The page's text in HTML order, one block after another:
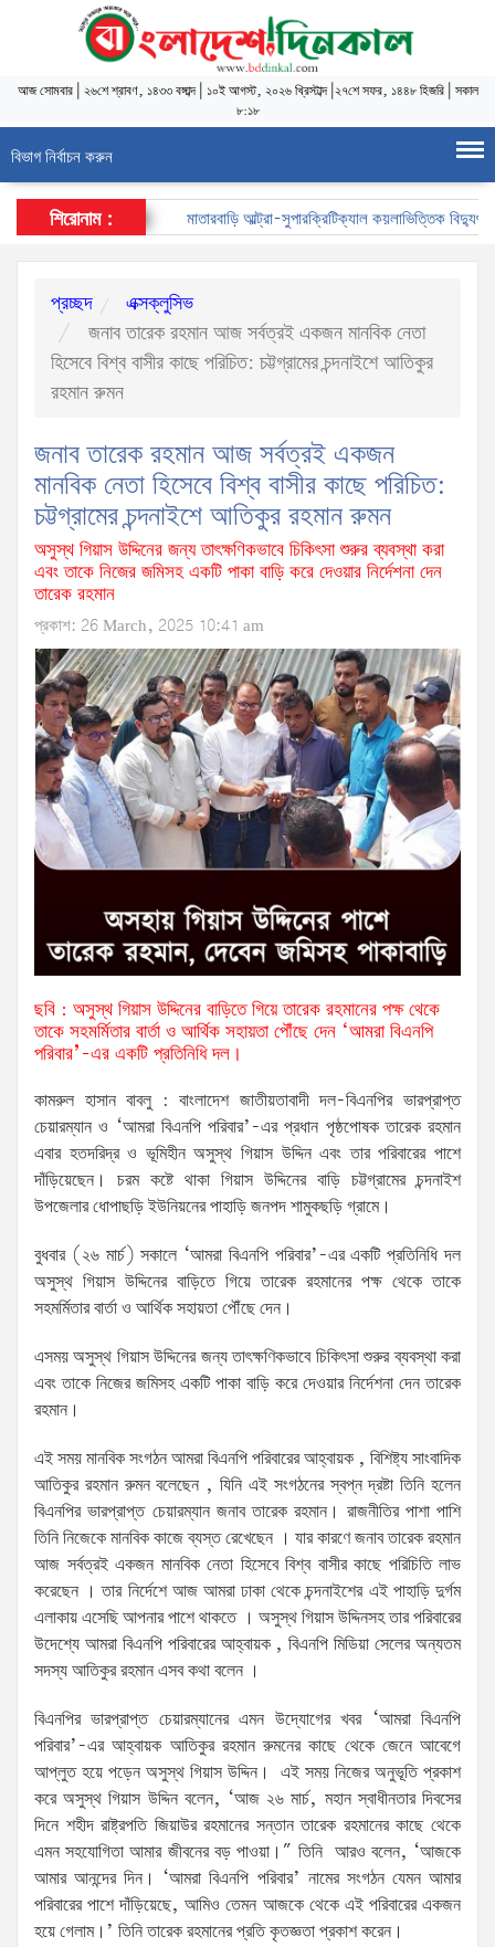
আজসোমবার| ২৬শে শ্রাবণ, ১৪৩৩ বঙ্গাব্দ| ১০ই আগস্ট, ২০২৬ খ্রিস্টাব্দ| ২৭শে সফর, ১৪৪৮ হিজরি| সকাল
৮:১৮
বিভাগ নির্বাচন করুন
শিরোনাম : মাতারবাড়ি আল্ট্রা-সুপারক্রিটিক্যাল কয়লাভিত্তিক
প্রচ্ছদ
এক্সক্লুসিভ
জনাব তারেক রহমান আজ সর্বত্রই একজন মানবিক নেতা
হিসেবে বিশ্ব বাসীর কাছে পরিচিত: চট্টগ্রামের চন্দনাইশে আতিকুর
রহমান রুমন
জনাব তারেক রহমান আজ সর্বত্রই একজন
মানবিক নেতা হিসেবে বিশ্ব বাসীর কাছে পরিচিত:
চট্টগ্রামের চন্দনাইশে আতিকুর রহমান রুমন
অসুস্থ গিয়াস উদ্দিনের জন্য তাৎক্ষণিকভাবে চিকিৎসা শুরুর ব্যবস্থা করা
এবং তাকে নিজের জমিসহ একটি পাকা বাড়ি করে দেওয়ার নির্দেশনা দেন
তারেক রহমান
প্রকাশ: 26 March, 2025 10:41 am
ছবি : অসুস্থ গিয়াস উদ্দিনের বাড়িতে গিয়ে তারেক রহমানের পক্ষ থেকে
তাকে সহমর্মিতার বার্তা ও আর্থিক সহায়তা পৌঁছে দেন ‘আমরা বিএনপি
পরিবার’-এর একটি প্রতিনিধি দল।
কামরুল হাসান বাবলু : বাংলাদেশ জাতীয়তাবাদী দল-বিএনপির ভারপ্রাপ্ত
চেয়ারম্যান ও ‘আমরা বিএনপি পরিবার’-এর প্রধান পৃষ্ঠপোষক তারেক রহমান
এবার হতদরিদ্র ও ভূমিহীন অসুস্থ গিয়াস উদ্দিন এবং তার পরিবারের পাশে
দাঁড়িয়েছেন। চরম কষ্টে থাকা গিয়াস উদ্দিনের বাড়ি চট্টগ্রামের চন্দনাইশ
উপজেলার ধোপাছড়ি ইউনিয়নের পাহাড়ি জনপদ শামুকছড়ি গ্রামে।
বুধবার (২৬ মার্চ) সকালে ‘আমরা বিএনপি পরিবার’-এর একটি প্রতিনিধি দল
অসুস্থ গিয়াস উদ্দিনের বাড়িতে গিয়ে তারেক রহমানের পক্ষ থেকে তাকে
সহমর্মিতার বার্তা ও আর্থিক সহায়তা পৌঁছে দেন।
এসময় অসুস্থ গিয়াস উদ্দিনের জন্য তাৎক্ষণিকভাবে চিকিৎসা শুরুর ব্যবস্থা করা
এবং তাকে নিজের জমিসহ একটি পাকা বাড়ি করে দেওয়ার নির্দেশনা দেন তারেক
রহমান।
এই সময় মানবিক সংগঠন আমরা বিএনপি পরিবারের আহ্বায়ক , বিশিষ্ট্য সাংবাদিক
আতিকুর রহমান রুমন বলেছেন , যিনি এই সংগঠনের স্বপ্ন দ্রষ্টা তিনি হলেন
বিএনপির ভারপ্রাপ্ত চেয়ারম্যান জনাব তারেক রহমান। রাজনীতির পাশা পাশি
তিনি নিজেকে মানবিক কাজে ব্যস্ত রেখেছেন । যার কারণে জনাব তারেক রহমান
আজ সর্বত্রই একজন মানবিক নেতা হিসেবে বিশ্ব বাসীর কাছে পরিচিতি লাভ
করেছেন । তার নির্দেশে আজ আমরা ঢাকা থেকে চন্দনাইশের এই পাহাড়ি দুর্গম
এলাকায় এসেছি আপনার পাশে থাকতে । অসুস্থ গিয়াস উদ্দিনসহ তার পরিবারের
উদেশ্যে আমরা বিএনপি পরিবারের আহ্বায়ক , বিএনপি মিডিয়া সেলের অন্যতম
সদস্য আতিকুর রহমান এসব কথা বলেন ।
বিএনপির ভারপ্রাপ্ত চেয়ারম্যানের এমন উদ্যোগের খবর ‘আমরা বিএনপি
পরিবার’-এর আহ্বায়ক আতিকুর রহমান রুমনের কাছে থেকে জেনে আবেগে
আপ্লুত হয়ে পড়েন অসুস্থ গিয়াস উদ্দিন। এই সময় নিজের অনুভূতি প্রকাশ
করে অসুস্থ গিয়াস উদ্দিন বলেন, ‘আজ ২৬ মার্চ, মহান স্বাধীনতার দিবসের
দিনে শহীদ রাষ্ট্রপতি জিয়াউর রহমানের সন্তান তারেক রহমানের কাছে থেকে
এমন সহযোগিতা আমার জীবনের বড় পাওয়া।” তিনি আরও বলেন, ‘আজকে
আমার আনন্দের দিন। ‘আমরা বিএনপি পরিবার’ নামের সংগঠন যেমন আমার
পরিবারের পাশে দাঁড়িয়েছে, আমিও তেমন আজকে থেকে এই পরিবারের একজন
হয়ে গেলাম।’ তিনি তারেক রহমানের প্রতি কৃতজ্ঞতা প্রকাশ করেন।